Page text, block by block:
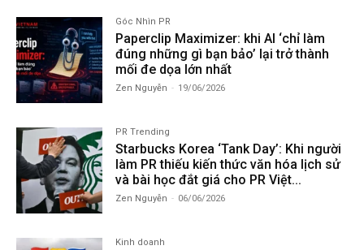
Góc Nhìn PR
Paperclip Maximizer: khi AI ‘chỉ làm
đúng những gì bạn bảo’ lại trở thành
mối đe dọa lớn nhất
Zen Nguyễn - 19/06/2026
PR Trending
Starbucks Korea ‘Tank Day’: Khi người
làm PR thiếu kiến thức văn hóa lịch sử
và bài học đắt giá cho PR Việt...
Zen Nguyễn - 06/06/2026
Kinh doanh